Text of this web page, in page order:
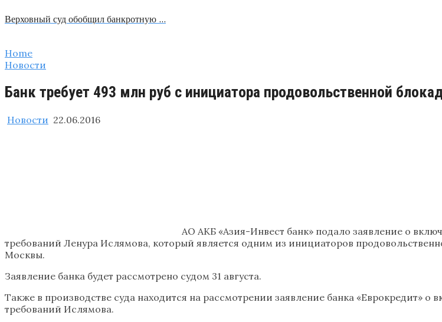
Верховный суд обобщил банкротную …
Home
Новости
Банк требует 493 млн руб с инициатора продовольственной
Новости 22.06.2016
АО АКБ «Азия-Инвест банк» подало заявление о
требований Ленура Ислямова, который является одним из инициаторов
Москвы.
Заявление банка будет рассмотрено судом 31 августа.
Также в производстве суда находится на рассмотрении заявление банка «Еврокредит»
требований Ислямова.